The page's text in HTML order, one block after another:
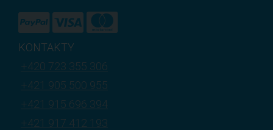
KONTAKTY
+420 723 355 306
+421 905 500 955
+421 915 696 394
+421 917 412 193